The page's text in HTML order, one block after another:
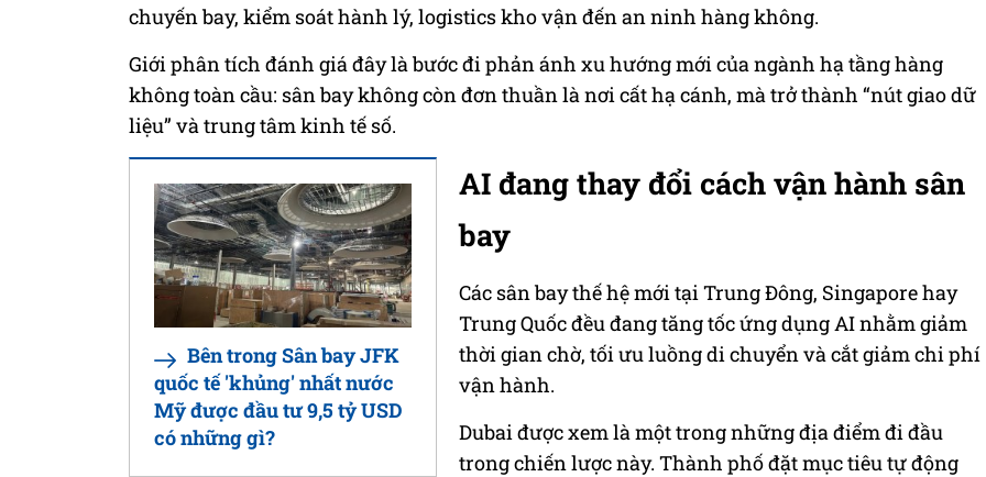
chuyến bay, kiểm soát hành lý, logistics kho vận đến an ninh hàng không.
Giới phân tích đánh giá đây là bước đi phản ánh xu hướng mới của ngành hạ tầng hàng
không toàn cầu: sân bay không còn đơn thuần là nơi cất hạ cánh, mà trở thành “nút giao dữ
liệu” và trung tâm kinh tế số.
Bên trong Sân bay JFK
quốc tế 'khủng' nhất nước
Mỹ được đầu tư 9,5 tỷ USD
có những gì?
AI đang thay đổi cách vận hành sân
bay
Các sân bay thế hệ mới tại Trung Đông, Singapore hay
Trung Quốc đều đang tăng tốc ứng dụng AI nhằm giảm
thời gian chờ, tối ưu luồng di chuyển và cắt giảm chi phí
vận hành.
Dubai được xem là một trong những địa điểm đi đầu
trong chiến lược này. Thành phố đặt mục tiêu tự động